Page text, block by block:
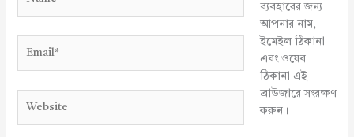
ব্যবহারের জন্য
আপনার নাম,
ইমেইল ঠিকানা
এবং ওয়েব
ঠিকানা এই
ব্রাউজারে সংরক্ষণ
করুন।